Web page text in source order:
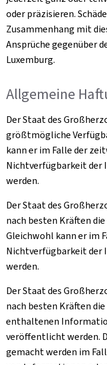
oder präzisieren.
Zusammenhang mit
Ansprüche gegenüber
Luxemburg.
Allgemeine
Der Staat des
größtmögliche
kann er im Falle der
Nichtverfügbarkeit
werden.
Der Staat des
nach besten Kräften
Gleichwohl kann er im
Nichtverfügbarkeit
werden.
Der Staat des
nach besten Kräften
enthaltenen
veröffentlicht werden.
gemacht werden im